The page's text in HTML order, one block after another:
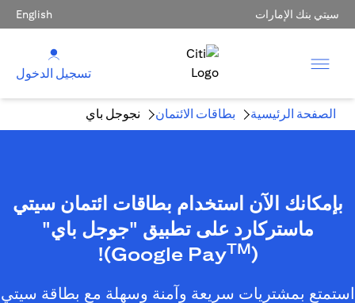
سيتي بنك الإمارات English
تسجيل الدخول
الصفحة الرئيسية بطاقات الائتمان نجوجل باي
بإمكانك الآن استخدام بطاقات ائتمان سيتي
ماستركارد على تطبيق "جوجل باي"
(Google Pay
TM
)!
استمتع بمشتريات سريعة وآمنة وسهلة مع بطاقة سيتي